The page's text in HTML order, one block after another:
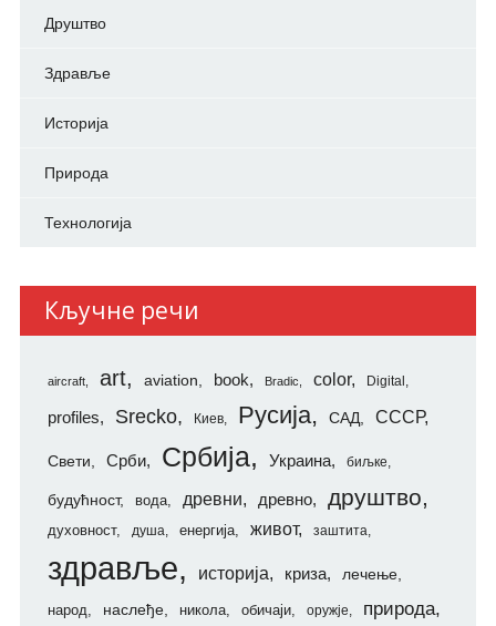
Друштво
Здравље
Историја
Природа
Технологија
Кључне речи
aircraft art aviation book Bradic color Digital
profiles Srecko Киев Русија САД СССР
Свети Срби Србија Украина биљке
будућност вода древни древно друштво
духовност душа енергија живот заштита
здравље историја криза лечење
народ наслеђе никола обичаји оружје природа